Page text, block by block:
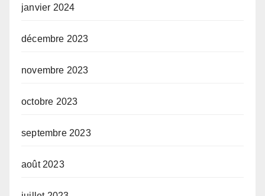
janvier 2024
décembre 2023
novembre 2023
octobre 2023
septembre 2023
août 2023